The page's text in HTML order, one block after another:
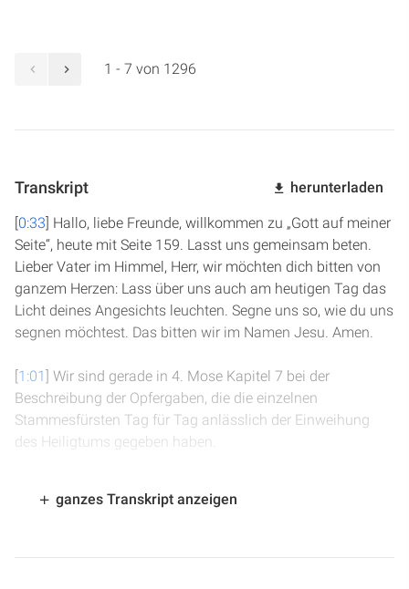
1 - 7 von 1296
Transkript herunterladen
[0:33] Hallo, liebe Freunde, willkommen zu „Gott auf meiner
Seite“, heute mit Seite 159. Lasst uns gemeinsam beten.
Lieber Vater im Himmel, Herr, wir möchten dich bitten von
ganzem Herzen: Lass über uns auch am heutigen Tag das
Licht deines Angesichts leuchten. Segne uns so, wie du uns
segnen möchtest. Das bitten wir im Namen Jesu. Amen.
[1:01] Wir sind gerade in 4. Mose Kapitel 7 bei der
Beschreibung der Opfergaben, die die einzelnen
Stammesfürsten Tag für Tag anlässlich der Einweihung
des Heiligtums gegeben haben.
der Kinder Zebulon, Eliab, der Sohn Helons. Seine
ganzes Transkript anzeigen